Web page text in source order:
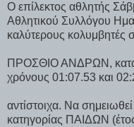
Ο επίλεκτος αθλητής
Αθλητικού Συλλόγου
καλύτερους κολυμβητές
ΠΡΟΣΘΙΟ ΑΝΔΡΩΝ,
χρόνους 01:07.53 και
αντίστοιχα. Να
κατηγορίας ΠΑΙΔΩΝ